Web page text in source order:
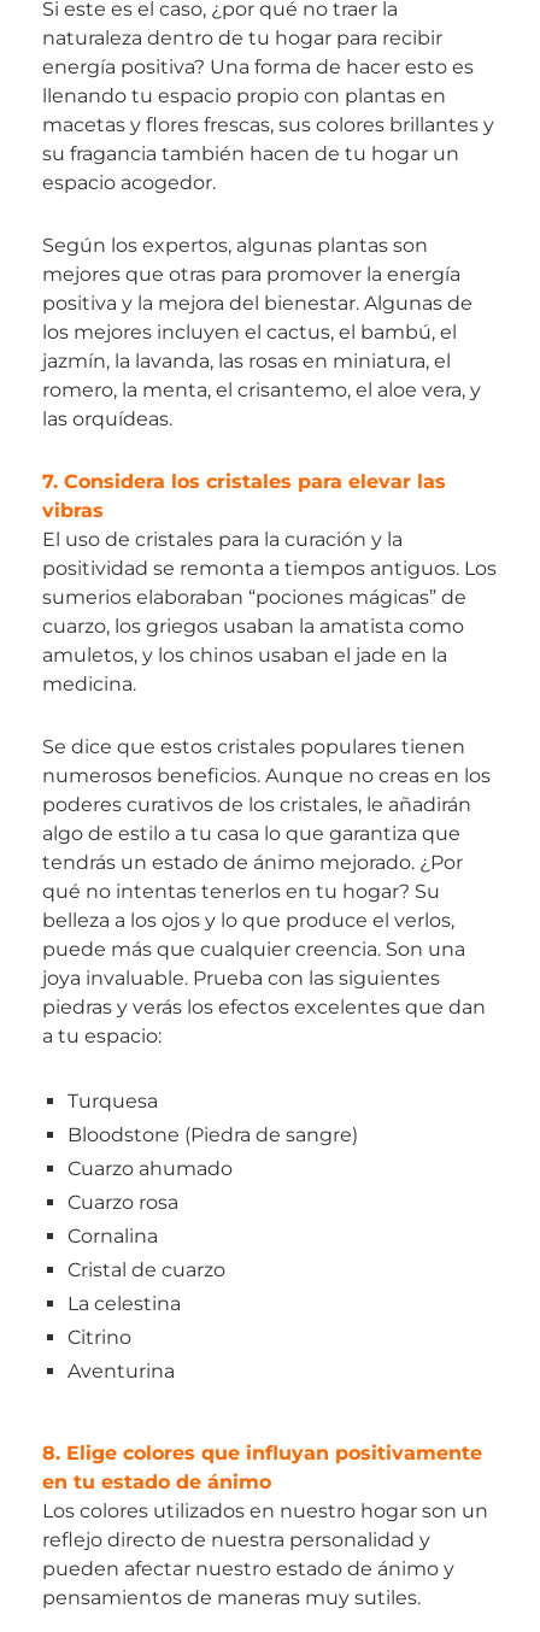
Si este es el caso, ¿por qué no traer la
naturaleza dentro de tu hogar para recibir
energía positiva? Una forma de hacer esto es
llenando tu espacio propio con plantas en
macetas y flores frescas, sus colores brillantes y
su fragancia también hacen de tu hogar un
espacio acogedor.
Según los expertos, algunas plantas son
mejores que otras para promover la energía
positiva y la mejora del bienestar. Algunas de
los mejores incluyen el cactus, el bambú, el
jazmín, la lavanda, las rosas en miniatura, el
romero, la menta, el crisantemo, el aloe vera, y
las orquídeas.
7. Considera los cristales para elevar las
vibras
El uso de cristales para la curación y la
positividad se remonta a tiempos antiguos. Los
sumerios elaboraban “pociones mágicas” de
cuarzo, los griegos usaban la amatista como
amuletos, y los chinos usaban el jade en la
medicina.
Se dice que estos cristales populares tienen
numerosos beneficios. Aunque no creas en los
poderes curativos de los cristales, le añadirán
algo de estilo a tu casa lo que garantiza que
tendrás un estado de ánimo mejorado. ¿Por
qué no intentas tenerlos en tu hogar? Su
belleza a los ojos y lo que produce el verlos,
puede más que cualquier creencia. Son una
joya invaluable. Prueba con las siguientes
piedras y verás los efectos excelentes que dan
a tu espacio:
Turquesa
Bloodstone (Piedra de sangre)
Cuarzo ahumado
Cuarzo rosa
Cornalina
Cristal de cuarzo
La celestina
Citrino
Aventurina
8. Elige colores que influyan positivamente
en tu estado de ánimo
Los colores utilizados en nuestro hogar son un
reflejo directo de nuestra personalidad y
pueden afectar nuestro estado de ánimo y
pensamientos de maneras muy sutiles.